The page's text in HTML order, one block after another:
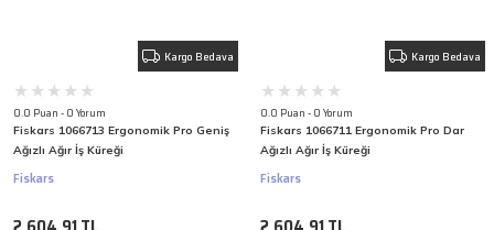
Kargo Bedava
0.0 Puan - 0 Yorum
Fiskars 1066713 Ergonomik Pro Geniş
Ağızlı Ağır İş Küreği
Fiskars
Kargo Bedava
0.0 Puan - 0 Yorum
Fiskars 1066711 Ergonomik Pro Dar
Ağızlı Ağır İş Küreği
Fiskars